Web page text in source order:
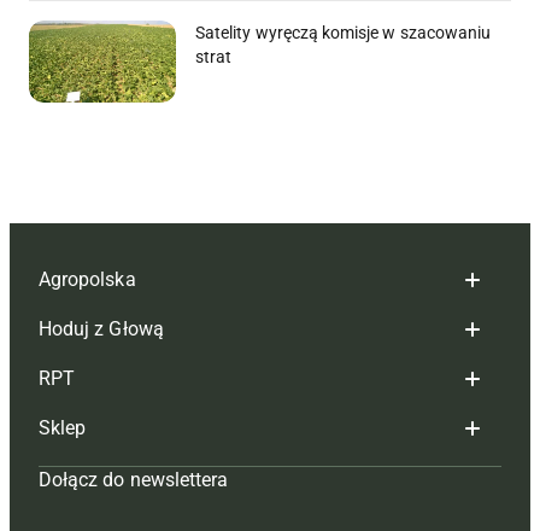
Satelity wyręczą komisje w szacowaniu
strat
Agropolska
Redakcja
Reklama
Tagi
Mapa serwisu
Hoduj z Głową
Hoduj z głową bydło
Hoduj z głową świnie
Prenumerata
RPT
Redakcja
Prenumerata
Sklep
Czasopisma i prenumerata
Dołącz do newslettera